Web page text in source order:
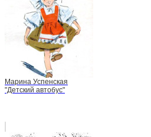
Марина Успенская
"Детский автобус"